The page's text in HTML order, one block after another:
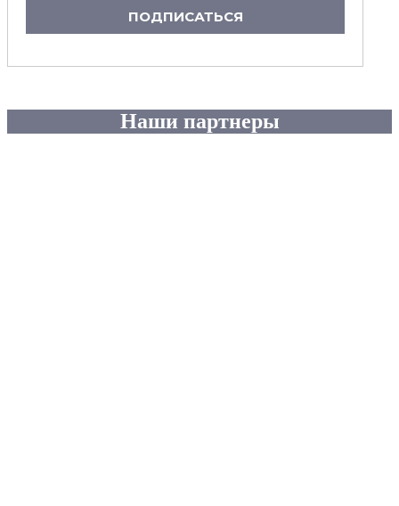
ПОДПИСАТЬСЯ
Наши партнеры